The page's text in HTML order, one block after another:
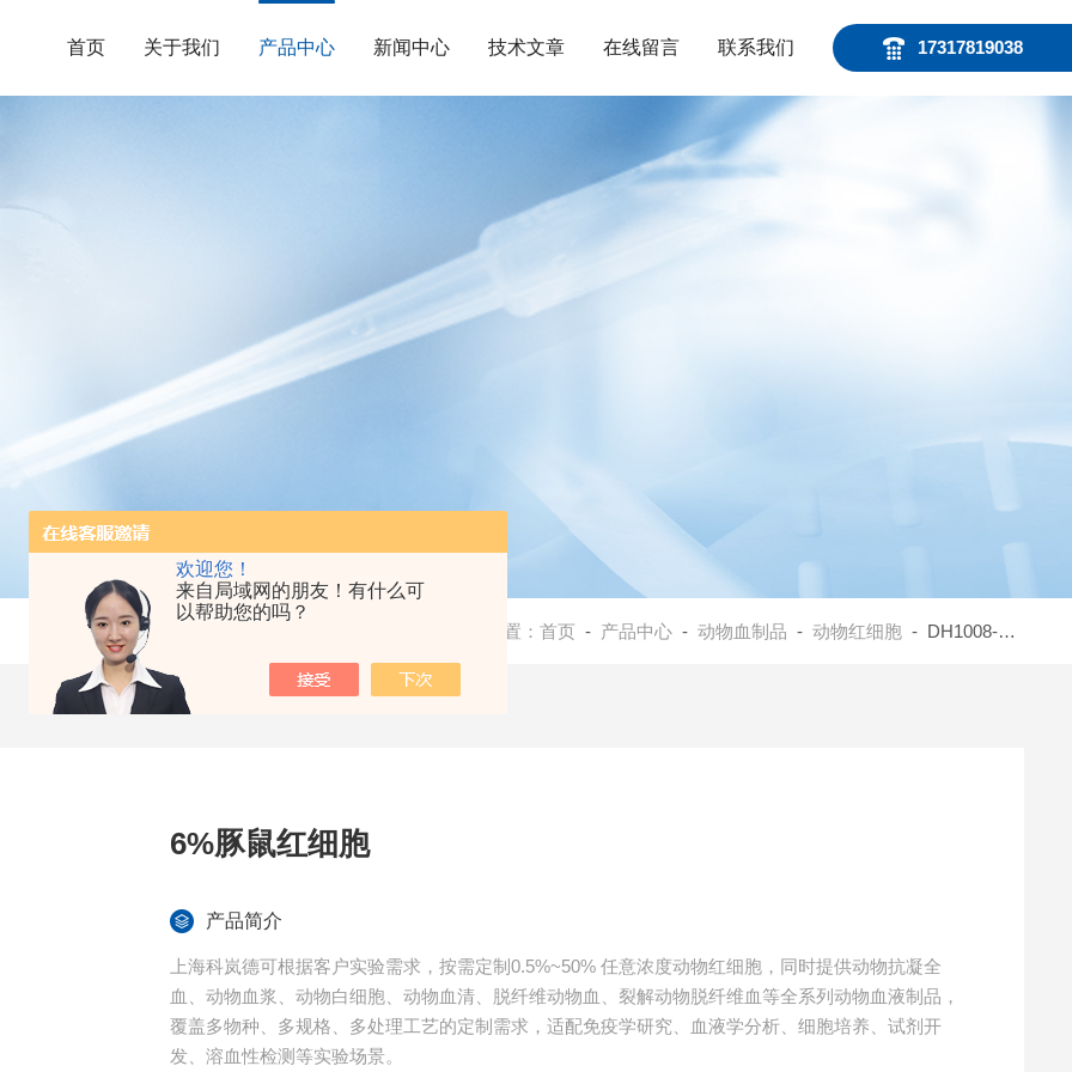
欢迎您！
来自局域网的朋友！有什么可
以帮助您的吗？
17317819038
首页 关于我们 产品中心 新闻中心 技术文章 在线留言 联系我们
当前位置：首页 - 产品中心 -动物血制品 -动物红细胞 - DH1008-66%豚鼠红细胞
6%豚鼠红细胞
产品简介
上海科岚德可根据客户实验需求，按需定制0.5%~50% 任意浓度动物红细胞，同时提供动物抗凝全
血、动物血浆、动物白细胞、动物血清、脱纤维动物血、裂解动物脱纤维血等全系列动物血液制品，
覆盖多物种、多规格、多处理工艺的定制需求，适配免疫学研究、血液学分析、细胞培养、试剂开
发、溶血性检测等实验场景。